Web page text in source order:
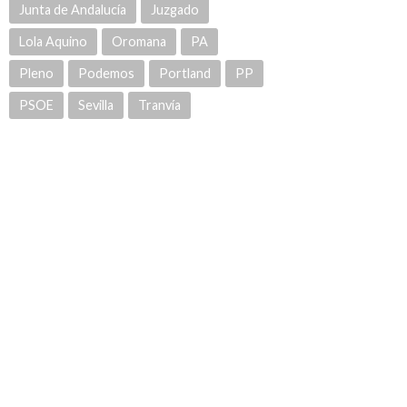
Junta de Andalucía Juzgado
Lola Aquino Oromana PA
Pleno Podemos Portland PP
PSOE Sevilla Tranvía